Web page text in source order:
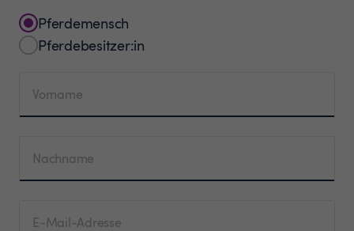
Pferdemensch
Pferdebesitzer:in
Vorname
Nachname
E-Mail-Adresse